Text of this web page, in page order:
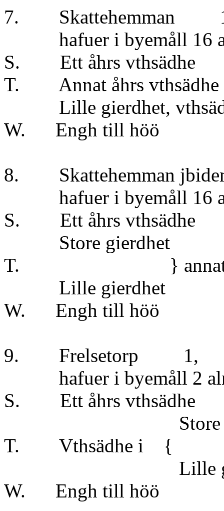
7.
hafuer i byemåll 16
S. Ett åhrs
T. Annat åhrs
Lille gierdhet,
W. Engh till
8. Skattehemman
hafuer i byemåll 16
S. Ett åhrs
Store
T. } annat åhrs
Lille
W. Engh till
9. Frelsetorp
hafuer i byemåll 2
S. Ett åhrs
Store
T. Vthsädhe
Lille
W. Engh till